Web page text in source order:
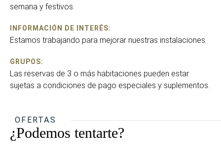
semana y festivos.
INFORMACIÓN DE INTERÉS:
Estamos trabajando para mejorar nuestras instalaciones.
GRUPOS:
Las reservas de 3 o más habitaciones pueden estar
sujetas a condiciones de pago especiales y suplementos.
OFERTAS
¿Podemos tentarte?